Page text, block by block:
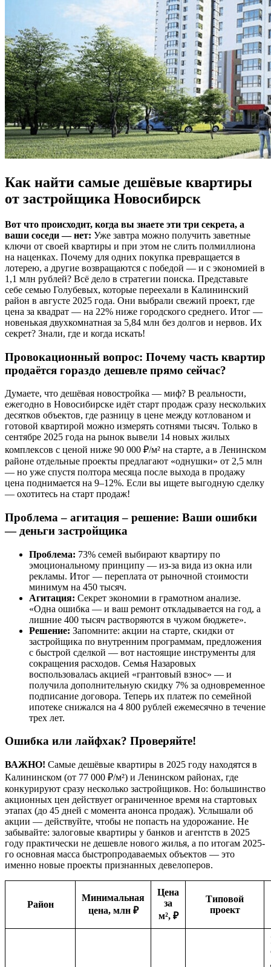
Как найти самые дешёвые квартиры
от застройщика Новосибирск
Вот что происходит, когда вы знаете эти три секрета, а
ваши соседи — нет: Уже завтра можно получить заветные
ключи от своей квартиры и при этом не слить полмиллиона
на наценках. Почему для одних покупка превращается в
лотерею, а другие возвращаются с победой — и с экономией в
1,1 млн рублей? Всё дело в стратегии поиска. Представьте
себе семью Голубевых, которые переехали в Калининский
район в августе 2025 года. Они выбрали свежий проект, где
цена за квадрат — на 22% ниже городского среднего. Итог —
новенькая двухкомнатная за 5,84 млн без долгов и нервов. Их
секрет? Знали, где и когда искать!
Провокационный вопрос: Почему часть квартир
продаётся гораздо дешевле прямо сейчас?
Думаете, что дешёвая новостройка — миф? В реальности,
ежегодно в Новосибирске идёт старт продаж сразу нескольких
десятков объектов, где разницу в цене между котлованом и
готовой квартирой можно измерять сотнями тысяч. Только в
сентябре 2025 года на рынок вывели 14 новых жилых
комплексов с ценой ниже 90 000 ₽/м² на старте, а в Ленинском
районе отдельные проекты предлагают «однушки» от 2,5 млн
— но уже спустя полтора месяца после выхода в продажу
цена поднимается на 9–12%. Если вы ищете выгодную сделку
— охотитесь на старт продаж!
Проблема – агитация – решение: Ваши ошибки
— деньги застройщика
Проблема: 73% семей выбирают квартиру по
эмоциональному принципу — из-за вида из окна или
рекламы. Итог — переплата от рыночной стоимости
минимум на 450 тысяч.
Агитация: Секрет экономии в грамотном анализе.
«Одна ошибка — и ваш ремонт откладывается на год, а
лишние 400 тысяч растворяются в чужом бюджете».
Решение: Запомните: акции на старте, скидки от
застройщика по внутренним программам, предложения
с быстрой сделкой — вот настоящие инструменты для
сокращения расходов. Семья Назаровых
воспользовалась акцией «грантовый взнос» — и
получила дополнительную скидку 7% за одновременное
подписание договора. Теперь их платеж по семейной
ипотеке снижался на 4 800 рублей ежемесячно в течение
трех лет.
Ошибка или лайфхак? Проверяйте!
ВАЖНО! Самые дешёвые квартиры в 2025 году находятся в
Калининском (от 77 000 ₽/м²) и Ленинском районах, где
конкурируют сразу несколько застройщиков. Но: большинство
акционных цен действует ограниченное время на стартовых
этапах (до 45 дней с момента анонса продаж). Услышали об
акции — действуйте, чтобы не попасть на удорожание. Не
забывайте: залоговые квартиры у банков и агентств в 2025
году практически не дешевле нового жилья, а по итогам 2025-
го основная масса быстропродаваемых объектов — это
именно новые проекты признанных девелоперов.
Район
Минимальная
цена, млн ₽
Цена
за
м², ₽
Типовой
проект